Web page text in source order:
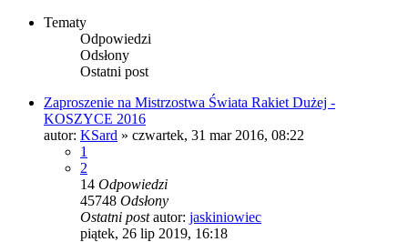
Tematy
Odpowiedzi
Odsłony
Ostatni post
Zaproszenie na Mistrzostwa Świata Rakiet Dużej -
KOSZYCE 2016
autor: KSard » czwartek, 31 mar 2016, 08:22
1
2
14 Odpowiedzi
45748 Odsłony
Ostatni postautor: jaskiniowiec
piątek, 26 lip 2019, 16:18